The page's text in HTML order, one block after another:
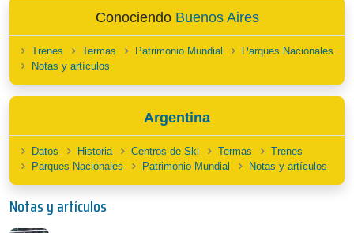
Conociendo Buenos Aires
Trenes Termas Patrimonio Mundial
Parques Nacionales
Notas y artículos
Argentina
Datos Historia Centros de Ski Termas
Trenes
Parques Nacionales
Patrimonio Mundial Notas y artículos
Notas y artículos